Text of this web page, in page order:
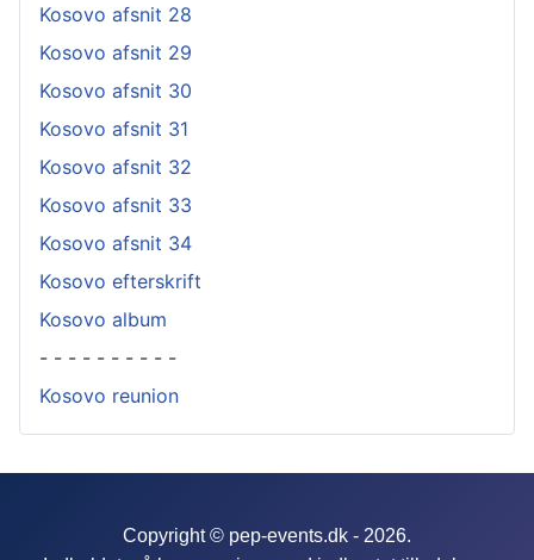
Kosovo afsnit 28
Kosovo afsnit 29
Kosovo afsnit 30
Kosovo afsnit 31
Kosovo afsnit 32
Kosovo afsnit 33
Kosovo afsnit 34
Kosovo efterskrift
Kosovo album
- - - - - - - - - -
Kosovo reunion
Copyright © pep-events.dk - 2026.